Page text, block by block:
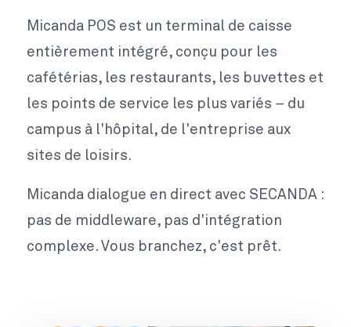
Micanda POS est un terminal de caisse
entièrement intégré, conçu pour les
cafétérias, les restaurants, les buvettes et
les points de service les plus variés – du
campus à l'hôpital, de l'entreprise aux
sites de loisirs.
Micanda dialogue en direct avec SECANDA :
pas de middleware, pas d'intégration
complexe. Vous branchez, c'est prêt.